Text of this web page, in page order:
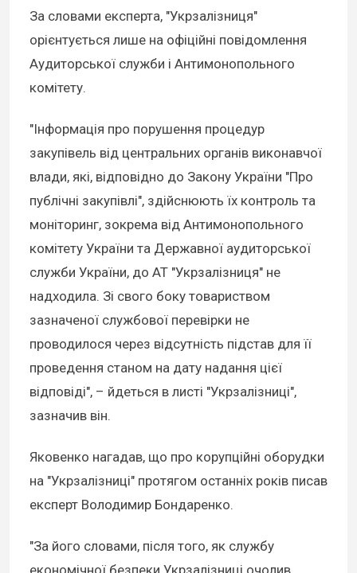
За словами експерта, "Укрзалізниця"
орієнтується лише на офіційні повідомлення
Аудиторської служби і Антимонопольного
комітету.
"Інформація про порушення процедур
закупівель від центральних органів виконавчої
влади, які, відповідно до Закону України "Про
публічні закупівлі", здійснюють їх контроль та
моніторинг, зокрема від Антимонопольного
комітету України та Державної аудиторської
служби України, до АТ "Укрзалізниця" не
надходила. Зі свого боку товариством
зазначеної службової перевірки не
проводилося через відсутність підстав для її
проведення станом на дату надання цієї
відповіді", – йдеться в листі "Укрзалізниці",
зазначив він.
Яковенко нагадав, що про корупційні оборудки
на "Укрзалізниці" протягом останніх років писав
експерт Володимир Бондаренко.
"За його словами, після того, як службу
економічної безпеки Укрзалізниці очолив